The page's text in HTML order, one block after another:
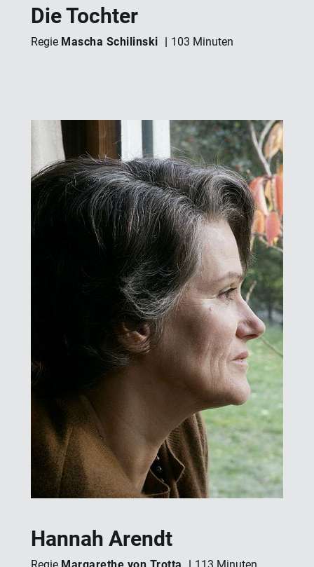
Die Tochter
Regie Mascha Schilinski 103 Minuten
Hannah Arendt